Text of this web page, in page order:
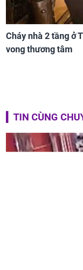
Cháy nhà 2 tầng ở
vong thương tâm
TIN CÙNG